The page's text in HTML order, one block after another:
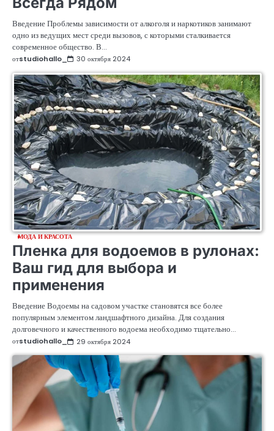
Введение Проблемы зависимости от алкоголя и наркотиков занимают
одно из ведущих мест среди вызовов, с которыми сталкивается
современное общество. В…
отstudiohallo_ 30 октября 2024
МОДА И КРАСОТА
Пленка для водоемов в рулонах:
Ваш гид для выбора и
применения
Введение Водоемы на садовом участке становятся все более
популярным элементом ландшафтного дизайна. Для создания
долговечного и качественного водоема необходимо тщательно…
отstudiohallo_ 29 октября 2024